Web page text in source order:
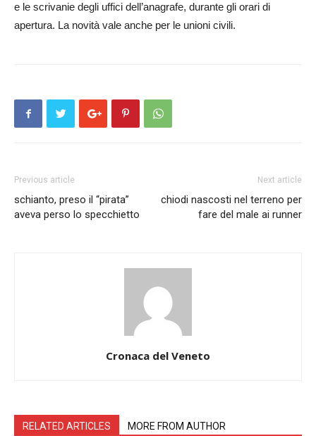
e le scrivanie degli uffici dell’anagrafe, durante gli orari di
apertura. La novità vale anche per le unioni civili.
Previous article
schianto, preso il “pirata”
aveva perso lo specchietto
Next article
chiodi nascosti nel terreno per
fare del male ai runner
Cronaca del Veneto
RELATED ARTICLES MORE FROM AUTHOR